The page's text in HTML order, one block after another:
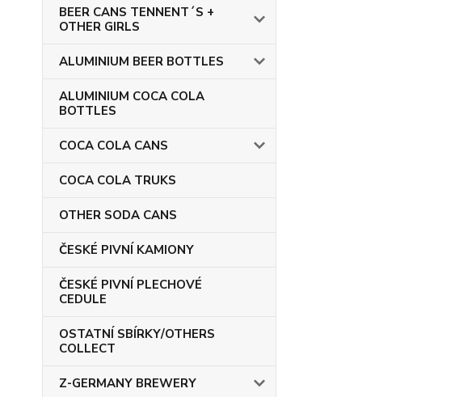
BEER CANS TENNENT´S +
OTHER GIRLS
ALUMINIUM BEER BOTTLES
ALUMINIUM COCA COLA
BOTTLES
COCA COLA CANS
COCA COLA TRUKS
OTHER SODA CANS
ČESKÉ PIVNÍ KAMIONY
ČESKÉ PIVNÍ PLECHOVÉ
CEDULE
OSTATNÍ SBÍRKY/OTHERS
COLLECT
Z-GERMANY BREWERY